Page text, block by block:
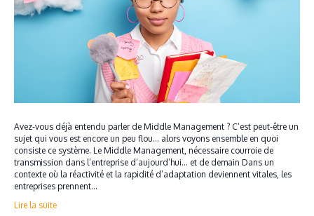
Avez-vous déjà entendu parler de Middle Management ? C’est peut-être un
sujet qui vous est encore un peu flou… alors voyons ensemble en quoi
consiste ce système. Le Middle Management, nécessaire courroie de
transmission dans l’entreprise d’aujourd’hui… et de demain Dans un
contexte où la réactivité et la rapidité d’adaptation deviennent vitales, les
entreprises prennent…
Lire la suite